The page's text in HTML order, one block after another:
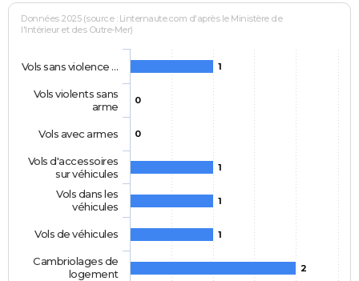
Données 2025 (source : Linternaute.com d'après le Ministère de
l'Intérieur et des Outre-Mer)
1
0
0
1
1
1
2
Vols sans violence …
Vols violents sans
arme
Vols avec armes
Vols d'accessoires
sur véhicules
Vols dans les
véhicules
Vols de véhicules
Cambriolages de
logement